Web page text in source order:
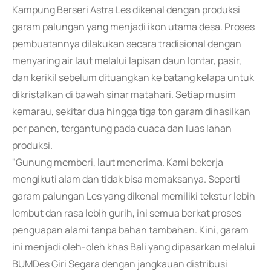
Kampung Berseri Astra Les dikenal dengan produksi
garam palungan yang menjadi ikon utama desa. Proses
pembuatannya dilakukan secara tradisional dengan
menyaring air laut melalui lapisan daun lontar, pasir,
dan kerikil sebelum dituangkan ke batang kelapa untuk
dikristalkan di bawah sinar matahari. Setiap musim
kemarau, sekitar dua hingga tiga ton garam dihasilkan
per panen, tergantung pada cuaca dan luas lahan
produksi.
"Gunung memberi, laut menerima. Kami bekerja
mengikuti alam dan tidak bisa memaksanya. Seperti
garam palungan Les yang dikenal memiliki tekstur lebih
lembut dan rasa lebih gurih, ini semua berkat proses
penguapan alami tanpa bahan tambahan. Kini, garam
ini menjadi oleh-oleh khas Bali yang dipasarkan melalui
BUMDes Giri Segara dengan jangkauan distribusi